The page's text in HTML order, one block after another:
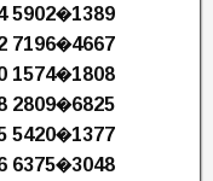
5902�1389
7196�4667
1574�1808
2809�6825
5420�1377
6375�3048